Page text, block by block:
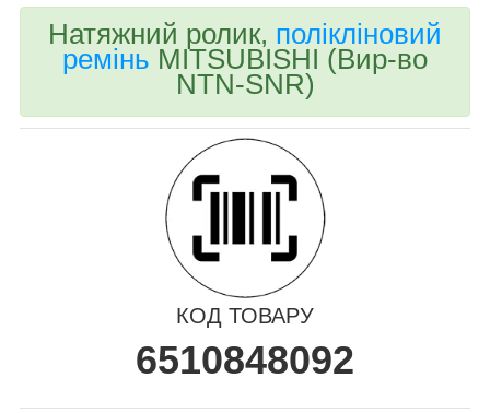
Натяжний ролик, полікліновий
ремінь MITSUBISHI (Вир-во
NTN-SNR)
КОД ТОВАРУ
6510848092